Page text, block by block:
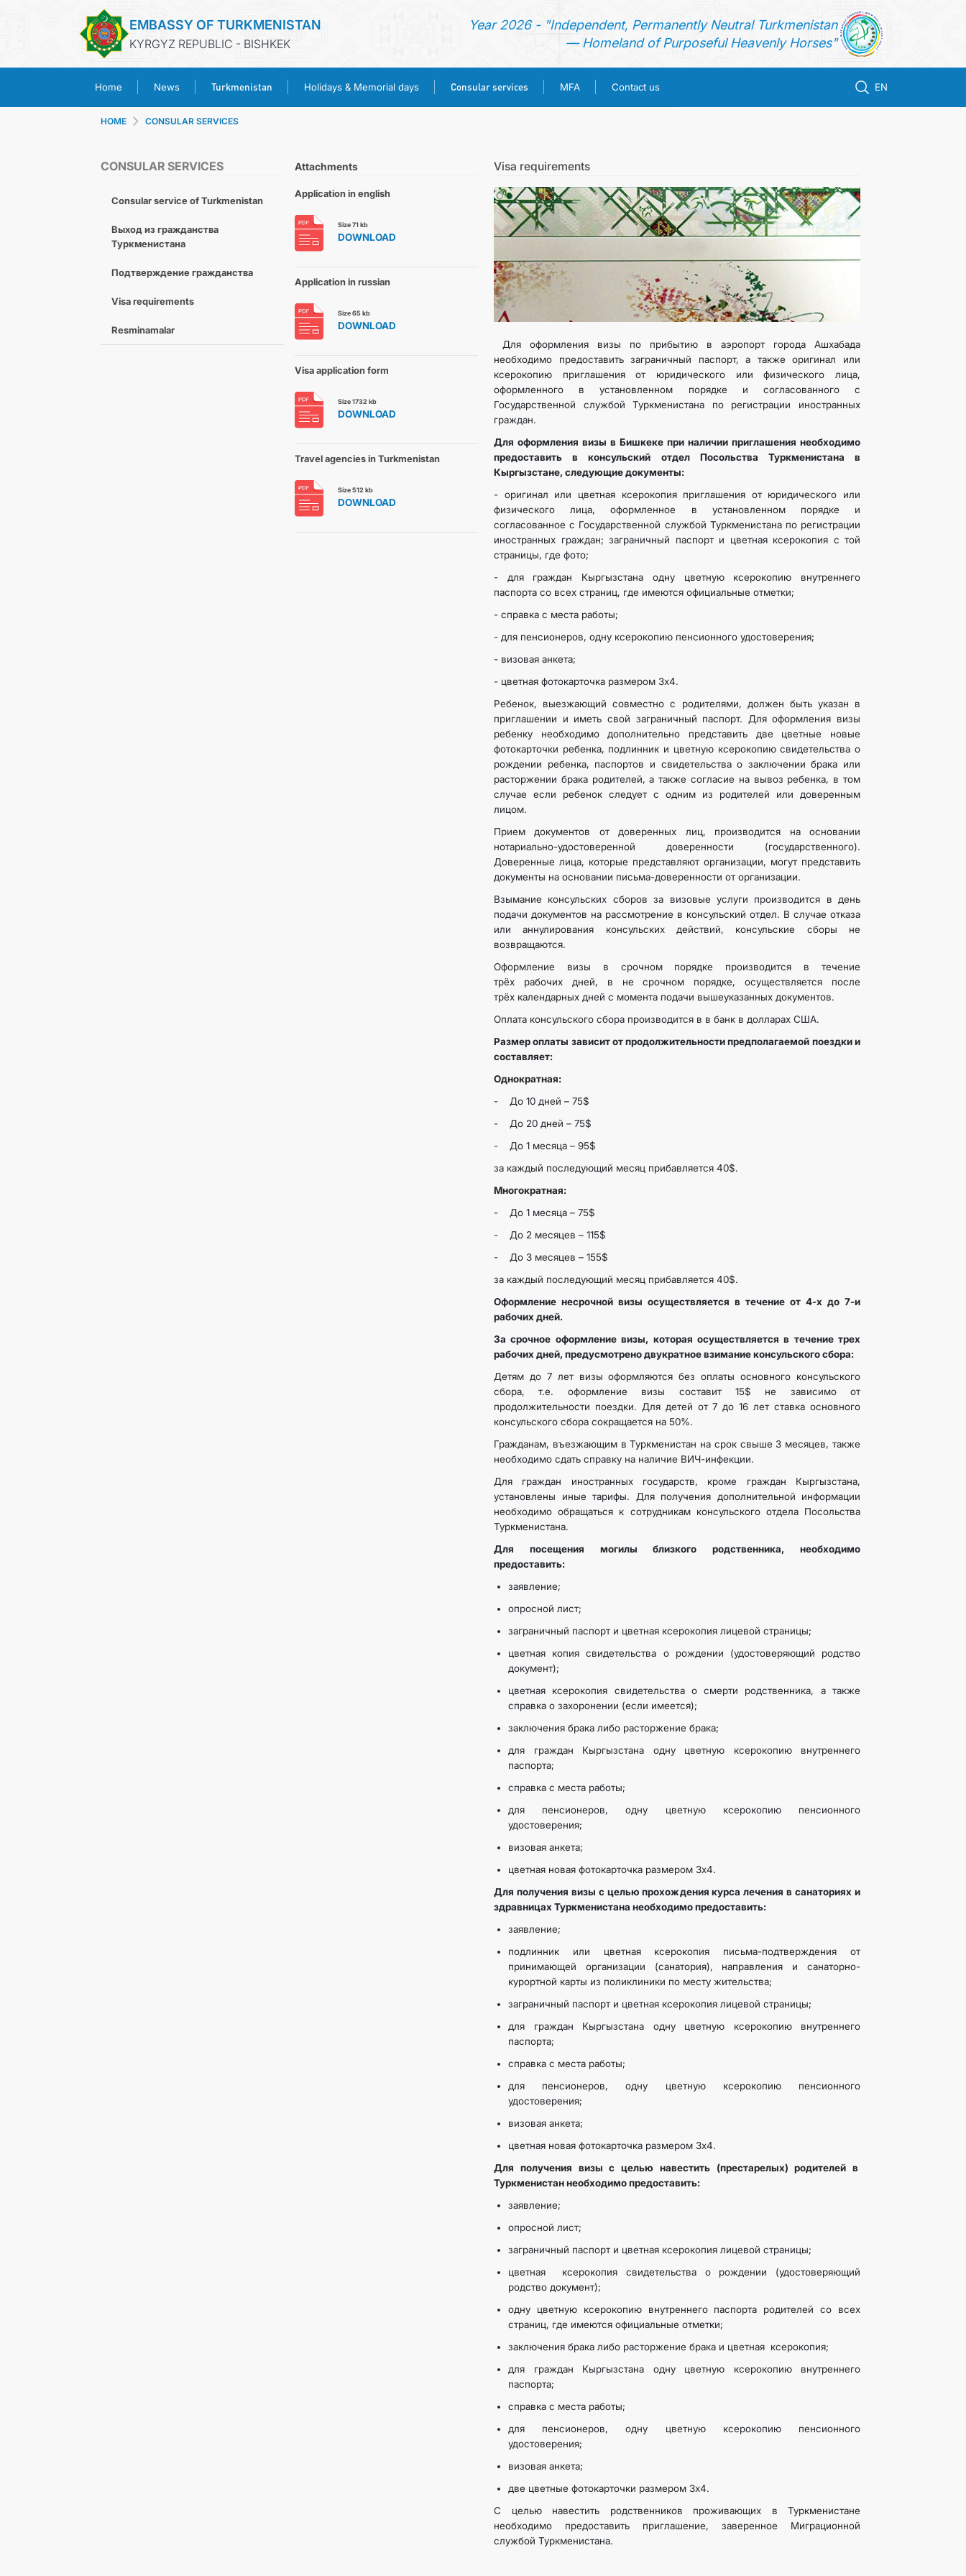
EMBASSY OF TURKMENISTAN
KYRGYZ REPUBLIC - BISHKEK
Year 2026 - "Independent, Permanently Neutral Turkmenistan
— Homeland of Purposeful Heavenly Horses"
Home News Turkmenistan Holidays & Memorial days Consular services MFA Contact us EN
NEWS
TURKMENISTAN
CONSULAR SERVICES
CONTACT US
HOME CONSULAR SERVICES
CONSULAR SERVICES
Consular service of Turkmenistan
Выход из гражданства
Туркменистана
Подтверждение гражданства
Visa requirements
Resminamalar
Visa requirements
Для оформления визы по прибытию в аэропорт города Ашхабада
необходимо предоставить заграничный паспорт, а также оригинал или
ксерокопию приглашения от юридического или физического лица,
оформленного в установленном порядке и согласованного с
Государственной службой Туркменистана по регистрации иностранных
граждан.
Для оформления визы в Бишкеке при наличии приглашения необходимо
предоставить в консульский отдел Посольства Туркменистана в
Кыргызстане, следующие документы:
- оригинал или цветная ксерокопия приглашения от юридического или
физического лица, оформленное в установленном порядке и
согласованное с Государственной службой Туркменистана по регистрации
иностранных граждан; заграничный паспорт и цветная ксерокопия с той
страницы, где фото;
- для граждан Кыргызстана одну цветную ксерокопию внутреннего
паспорта со всех страниц, где имеются официальные отметки;
- справка с места работы;
- для пенсионеров, одну ксерокопию пенсионного удостоверения;
- визовая анкета;
- цветная фотокарточка размером 3х4.
Ребенок, выезжающий совместно с родителями, должен быть указан в
приглашении и иметь свой заграничный паспорт. Для оформления визы
ребенку необходимо дополнительно представить две цветные новые
фотокарточки ребенка, подлинник и цветную ксерокопию свидетельства о
рождении ребенка, паспортов и свидетельства о заключении брака или
расторжении брака родителей, а также согласие на вывоз ребенка, в том
случае если ребенок следует с одним из родителей или доверенным
лицом.
Прием документов от доверенных лиц, производится на основании
нотариально-удостоверенной доверенности (государственного).
Доверенные лица, которые представляют организации, могут представить
документы на основании письма-доверенности от организации.
Взымание консульских сборов за визовые услуги производится в день
подачи документов на рассмотрение в консульский отдел. В случае отказа
или аннулирования консульских действий, консульские сборы не
возвращаются.
Оформление визы в срочном порядке производится в течение
трёх рабочих дней, в не срочном порядке, осуществляется после
трёх календарных дней с момента подачи вышеуказанных документов.
Оплата консульского сбора производится в в банк в долларах США.
Размер оплаты зависит от продолжительности предполагаемой поездки и
составляет:
Однократная:
- До 10 дней – 75$
- До 20 дней – 75$
- До 1 месяца – 95$
за каждый последующий месяц прибавляется 40$.
Многократная:
- До 1 месяца – 75$
- До 2 месяцев – 115$
- До 3 месяцев – 155$
за каждый последующий месяц прибавляется 40$.
Оформление несрочной визы осуществляется в течение от 4-х до 7-и
рабочих дней.
За срочное оформление визы, которая осуществляется в течение трех
рабочих дней, предусмотрено двукратное взимание консульского сбора:
Детям до 7 лет визы оформляются без оплаты основного консульского
сбора, т.е. оформление визы составит 15$ не зависимо от
продолжительности поездки. Для детей от 7 до 16 лет ставка основного
консульского сбора сокращается на 50%.
Гражданам, въезжающим в Туркменистан на срок свыше 3 месяцев, также
необходимо сдать справку на наличие ВИЧ-инфекции.
Для граждан иностранных государств, кроме граждан Кыргызстана,
установлены иные тарифы. Для получения дополнительной информации
необходимо обращаться к сотрудникам консульского отдела Посольства
Туркменистана.
Для посещения могилы близкого родственника, необходимо
предоставить:
заявление;
опросной лист;
заграничный паспорт и цветная ксерокопия лицевой страницы;
цветная копия свидетельства о рождении (удостоверяющий родство
документ);
цветная ксерокопия свидетельства о смерти родственника, а также
справка о захоронении (если имеется);
заключения брака либо расторжение брака;
для граждан Кыргызстана одну цветную ксерокопию внутреннего
паспорта;
справка с места работы;
для пенсионеров, одну цветную ксерокопию пенсионного
удостоверения;
визовая анкета;
цветная новая фотокарточка размером 3х4.
Для получения визы с целью прохождения курса лечения в санаториях и
здравницах Туркменистана необходимо предоставить:
заявление;
подлинник или цветная ксерокопия письма-подтверждения от
принимающей организации (санатория), направления и санаторно-
курортной карты из поликлиники по месту жительства;
заграничный паспорт и цветная ксерокопия лицевой страницы;
для граждан Кыргызстана одну цветную ксерокопию внутреннего
паспорта;
справка с места работы;
для пенсионеров, одну цветную ксерокопию пенсионного
удостоверения;
визовая анкета;
цветная новая фотокарточка размером 3х4.
Для получения визы с целью навестить (престарелых) родителей в
Туркменистан необходимо предоставить:
заявление;
опросной лист;
заграничный паспорт и цветная ксерокопия лицевой страницы;
цветная ксерокопия свидетельства о рождении (удостоверяющий
родство документ);
одну цветную ксерокопию внутреннего паспорта родителей со всех
страниц, где имеются официальные отметки;
заключения брака либо расторжение брака и цветная ксерокопия;
для граждан Кыргызстана одну цветную ксерокопию внутреннего
паспорта;
справка с места работы;
для пенсионеров, одну цветную ксерокопию пенсионного
удостоверения;
визовая анкета;
две цветные фотокарточки размером 3х4.
С целью навестить родственников проживающих в Туркменистане
необходимо предоставить приглашение, заверенное Миграционной
службой Туркменистана.
Attachments
Application in english
Size 71 kb
DOWNLOAD
Application in russian
Size 65 kb
DOWNLOAD
Visa application form
Size 1732 kb
DOWNLOAD
Travel agencies in Turkmenistan
Size 512 kb
DOWNLOAD